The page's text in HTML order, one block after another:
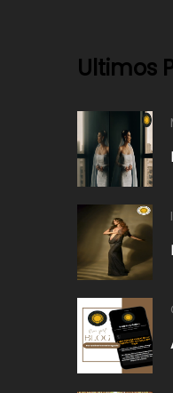
Ultimos